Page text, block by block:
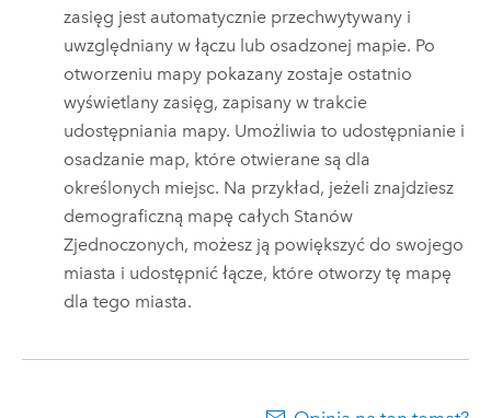
zasięg jest automatycznie przechwytywany i
uwzględniany w łączu lub osadzonej mapie. Po
otworzeniu mapy pokazany zostaje ostatnio
wyświetlany zasięg, zapisany w trakcie
udostępniania mapy. Umożliwia to udostępnianie i
osadzanie map, które otwierane są dla
określonych miejsc. Na przykład, jeżeli znajdziesz
demograficzną mapę całych Stanów
Zjednoczonych, możesz ją powiększyć do swojego
miasta i udostępnić łącze, które otworzy tę mapę
dla tego miasta.